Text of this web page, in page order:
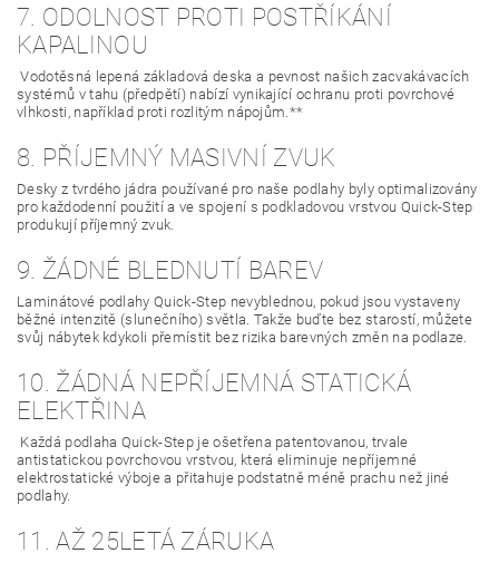
7. ODOLNOST PROTI POSTŘÍKÁNÍ
KAPALINOU
Vodotěsná lepená základová deska a pevnost našich zacvakávacích
systémů v tahu (předpětí) nabízí vynikající ochranu proti povrchové
vlhkosti, například proti rozlitým nápojům.**
8. PŘÍJEMNÝ MASIVNÍ ZVUK
Desky z tvrdého jádra používané pro naše podlahy byly optimalizovány
pro každodenní použití a ve spojení s podkladovou vrstvou Quick-Step
produkují příjemný zvuk.
9. ŽÁDNÉ BLEDNUTÍ BAREV
Laminátové podlahy Quick-Step nevyblednou, pokud jsou vystaveny
běžné intenzitě (slunečního) světla. Takže buďte bez starostí, můžete
svůj nábytek kdykoli přemístit bez rizika barevných změn na podlaze.
10. ŽÁDNÁ NEPŘÍJEMNÁ STATICKÁ
ELEKTŘINA
Každá podlaha Quick-Step je ošetřena patentovanou, trvale
antistatickou povrchovou vrstvou, která eliminuje nepříjemné
elektrostatické výboje a přitahuje podstatně méně prachu než jiné
podlahy.
11. AŽ 25LETÁ ZÁRUKA